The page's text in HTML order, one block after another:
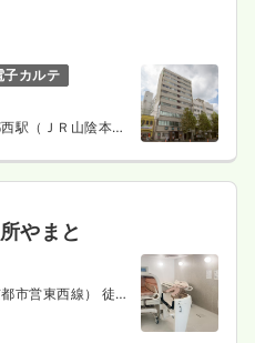
子カルテ
駅（ＪＲ山陰本
やまと
市営東西線） 徒歩